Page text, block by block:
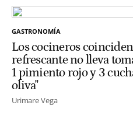
GASTRONOMÍA
Los cocineros
refrescante no lleva
1 pimiento rojo y 3
oliva"
Urimare Vega